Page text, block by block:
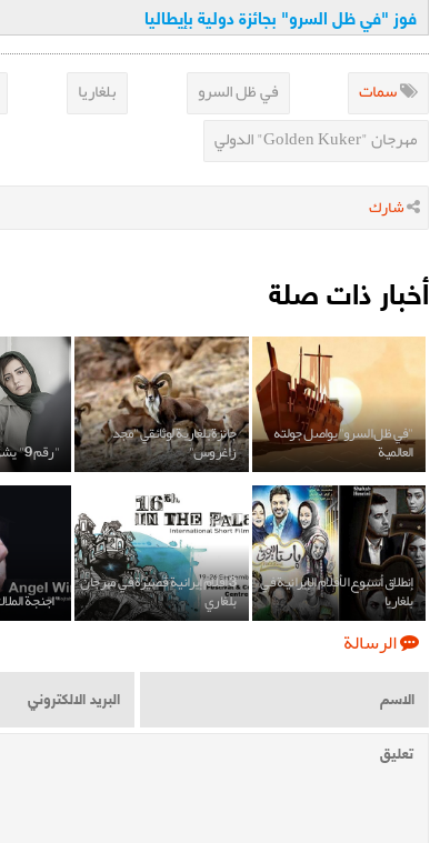
فوز "في ظل السرو" بجائزة دولية بإيطاليا
سمات في ظل السرو بلغاريا
مهرجان "Golden Kuker" الدولي
شارك
أخبار ذات صلة
"في ظل السرو" يواصل جولته
العالمية
جائزة بلغارية لوثائقي "مجد
زاغروس" "رقم 9" يشق طريقه إلى بلغاريا
إنطلاق أسبوع الأفلام الإيرانية في
بلغاريا
3 أفلام إيرانية قصيرة في مهرجان
بلغاري "اجنجة
الرسالة